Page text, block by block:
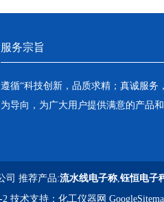
服务宗旨
遵循“科技创新，品质求精；真诚服务
为导向，为广大用户提供满意的产品和
司 推荐产品:流水线电子称,钰恒电子
2技术支持： 化工仪器网